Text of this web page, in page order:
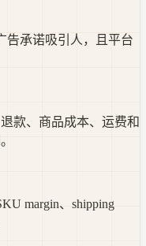
告承诺吸引人，且平台
款、商品成本、运费和
margin、shipping